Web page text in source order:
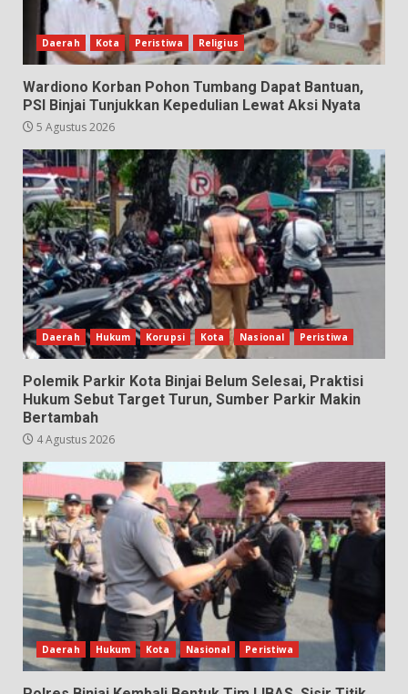
Daerah Kota Peristiwa Religius
Wardiono Korban Pohon Tumbang Dapat Bantuan,
PSI Binjai Tunjukkan Kepedulian Lewat Aksi Nyata
5 Agustus 2026
Daerah Hukum Korupsi Kota Nasional Peristiwa
Polemik Parkir Kota Binjai Belum Selesai, Praktisi
Hukum Sebut Target Turun, Sumber Parkir Makin
Bertambah
4 Agustus 2026
Daerah Hukum Kota Nasional Peristiwa